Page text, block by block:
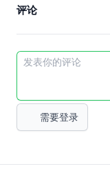
评论
需要登录